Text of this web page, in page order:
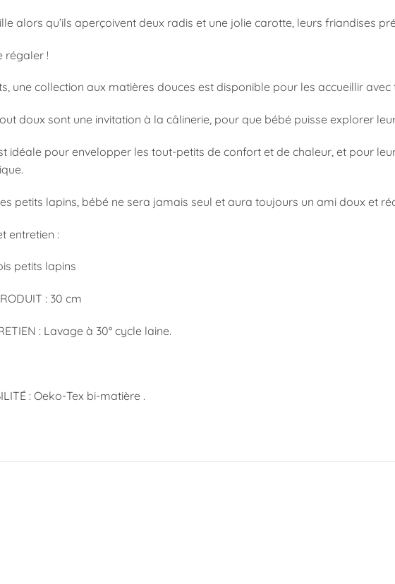
alors qu’ils aperçoivent deux radis et une jolie carotte, leurs friandises
régaler !
une collection aux matières douces est disponible pour les accueillir avec
doux sont une invitation à la câlinerie, pour que bébé puisse explorer
idéale pour envelopper les tout-petits de confort et de chaleur, et pour
petits lapins, bébé ne sera jamais seul et aura toujours un ami doux et
entretien :
petits lapins
: 30 cm
: Lavage à 30° cycle laine.
: Oeko-Tex bi-matière .